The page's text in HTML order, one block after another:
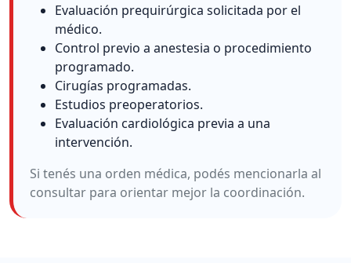
Evaluación prequirúrgica solicitada por el
médico.
Control previo a anestesia o procedimiento
programado.
Cirugías programadas.
Estudios preoperatorios.
Evaluación cardiológica previa a una
intervención.
Si tenés una orden médica, podés mencionarla al
consultar para orientar mejor la coordinación.